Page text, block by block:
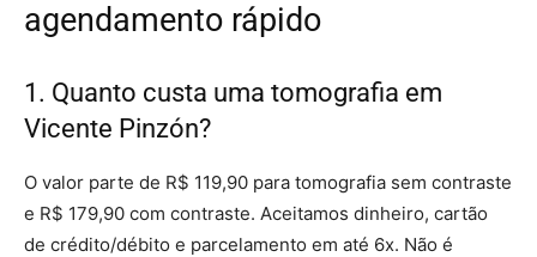
agendamento rápido
1. Quanto custa uma tomografia em
Vicente Pinzón?
O valor parte de R$ 119,90 para tomografia sem contraste
e R$ 179,90 com contraste. Aceitamos dinheiro, cartão
de crédito/débito e parcelamento em até 6x. Não é